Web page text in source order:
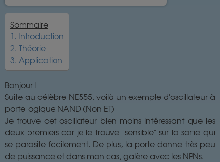
Sommaire
1. Introduction
2. Théorie
3. Application
Bonjour !
Suite au célèbre NE555, voilà un exemple d'oscillateur à
porte logique NAND (Non ET)
Je trouve cet oscillateur bien moins intéressant que les
deux premiers car je le trouve "sensible" sur la sortie qui
se parasite facilement. De plus, la porte donne très peu
de puissance et dans mon cas, galère avec les NPNs.